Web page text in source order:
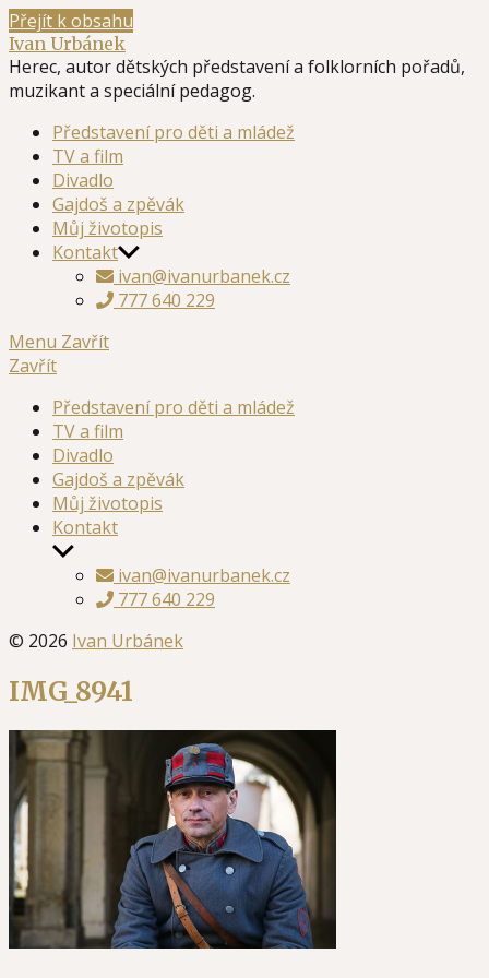
Přejít k obsahu
Ivan Urbánek
Herec, autor dětských představení a folklorních pořadů,
muzikant a speciální pedagog.
Představení pro děti a mládež
TV a film
Divadlo
Gajdoš a zpěvák
Můj životopis
Kontakt
ivan@ivanurbanek.cz
777 640 229
Menu Zavřít
Zavřít
Představení pro děti a mládež
TV a film
Divadlo
Gajdoš a zpěvák
Můj životopis
Kontakt
Zobrazit
podmenuivan@ivanurbanek.cz
777 640 229
© 2026 Ivan Urbánek
IMG_8941